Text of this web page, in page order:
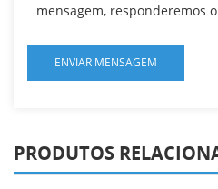
mensagem, responderemos
PRODUTOS